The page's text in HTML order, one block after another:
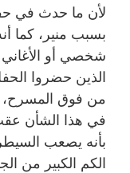
لأن ما حدث في
بسبب منير، كما
شخصي أو الأغاني
الذين حضروا
من فوق المسرح،
في هذا الشأن
بأنه يصعب
الكم الكبير من